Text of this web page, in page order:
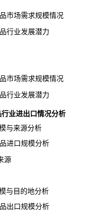
场需求规模情况
业发展潜力
场需求规模情况
业发展潜力
业进出口情况分析
与来源分析
口规模分析
源
与目的地分析
口规模分析